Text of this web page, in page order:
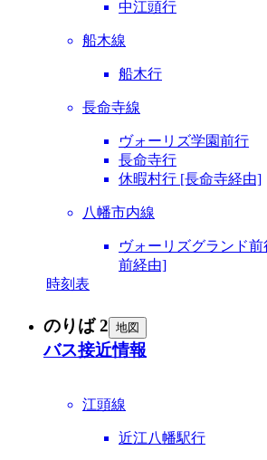
中江頭行
船木線
船木行
長命寺線
ヴォーリズ学園前行
長命寺行
休暇村行 [長命寺経由]
八幡市内線
ヴォーリズグランド
前経由]
時刻表
のりば 2 地図
バス接近情報
江頭線
近江八幡駅行